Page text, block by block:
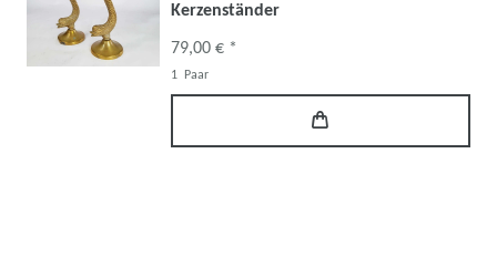
Kerzenständer
79,00 € *
1 Paar